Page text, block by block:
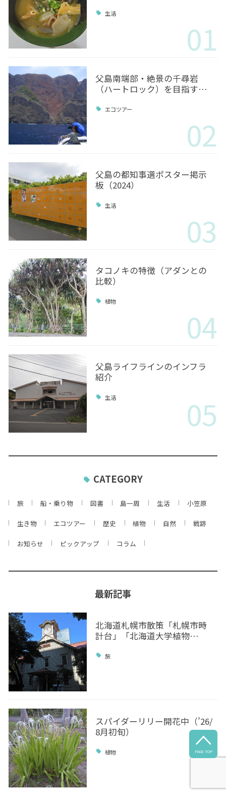
生活
01
父島南端部・絶景の千尋岩
（ハートロック）を目指す…
エコツアー
02
父島の都知事選ポスター掲示
板（2024）
生活
03
タコノキの特徴（アダンとの
比較）
植物
04
父島ライフラインのインフラ
紹介
生活 05
CATEGORY
旅 船・乗り物 図書 島一周 生活 小笠原
生き物 エコツアー 歴史 植物 自然 戦跡
お知らせ ピックアップ コラム
最新記事
北海道札幌市散策「札幌市時
計台」「北海道大学植物…
旅
スパイダーリリー開花中（’26/
8月初旬）
植物 
PAGE TOP